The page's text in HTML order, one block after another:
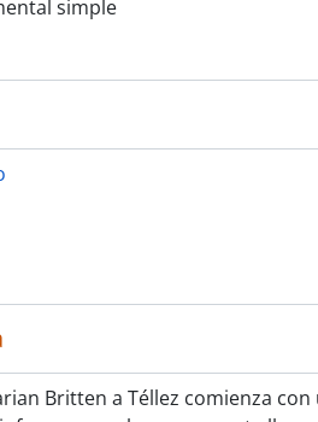
simple
Britten a Téllez comienza